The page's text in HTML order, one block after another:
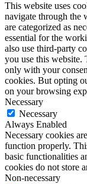
This website uses
navigate through the
are categorized as
essential for the
also use third-party
you use this website.
only with your
cookies. But opting
on your browsing
Necessary
Necessary
Always Enabled
Necessary cookies
function properly.
basic functionalities
cookies do not store
Non-necessary